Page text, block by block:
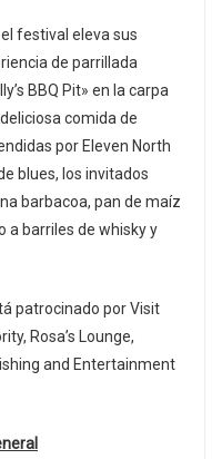
festival eleva sus
de parrillada
BBQ Pit» en la carpa
comida de
por Eleven North
blues, los invitados
barbacoa, pan de maíz
a barriles de whisky y
patrocinado por Visit
Rosa’s Lounge,
and Entertainment